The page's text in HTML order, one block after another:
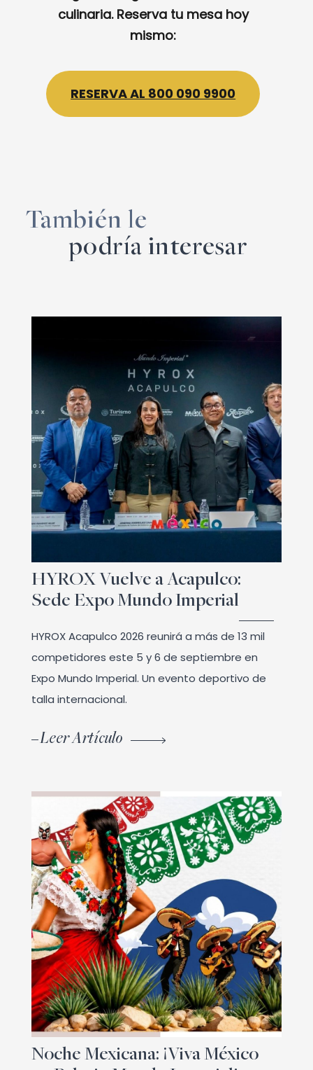
culinaria. Reserva tu mesa hoy
mismo:
RESERVA AL 800 090 9900
También le
podría interesar
HYROX Vuelve a Acapulco:
Sede Expo Mundo Imperial
HYROX Acapulco 2026 reunirá a más de 13 mil
competidores este 5 y 6 de septiembre en
Expo Mundo Imperial. Un evento deportivo de
talla internacional.
Leer Artículo
Noche Mexicana: ¡Viva México